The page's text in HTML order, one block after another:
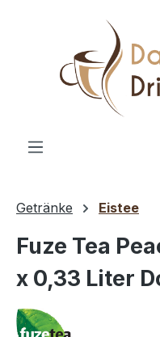
Zum Hauptinhalt springen
Getränke Eistee
Fuze Tea
x 0,33 Liter